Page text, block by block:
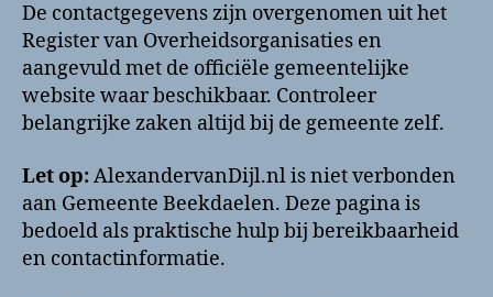
De contactgegevens zijn overgenomen uit het
Register van Overheidsorganisaties en
aangevuld met de officiële gemeentelijke
website waar beschikbaar. Controleer
belangrijke zaken altijd bij de gemeente zelf.
Let op:AlexandervanDijl.nl is niet verbonden
aan Gemeente Beekdaelen. Deze pagina is
bedoeld als praktische hulp bij bereikbaarheid
en contactinformatie.